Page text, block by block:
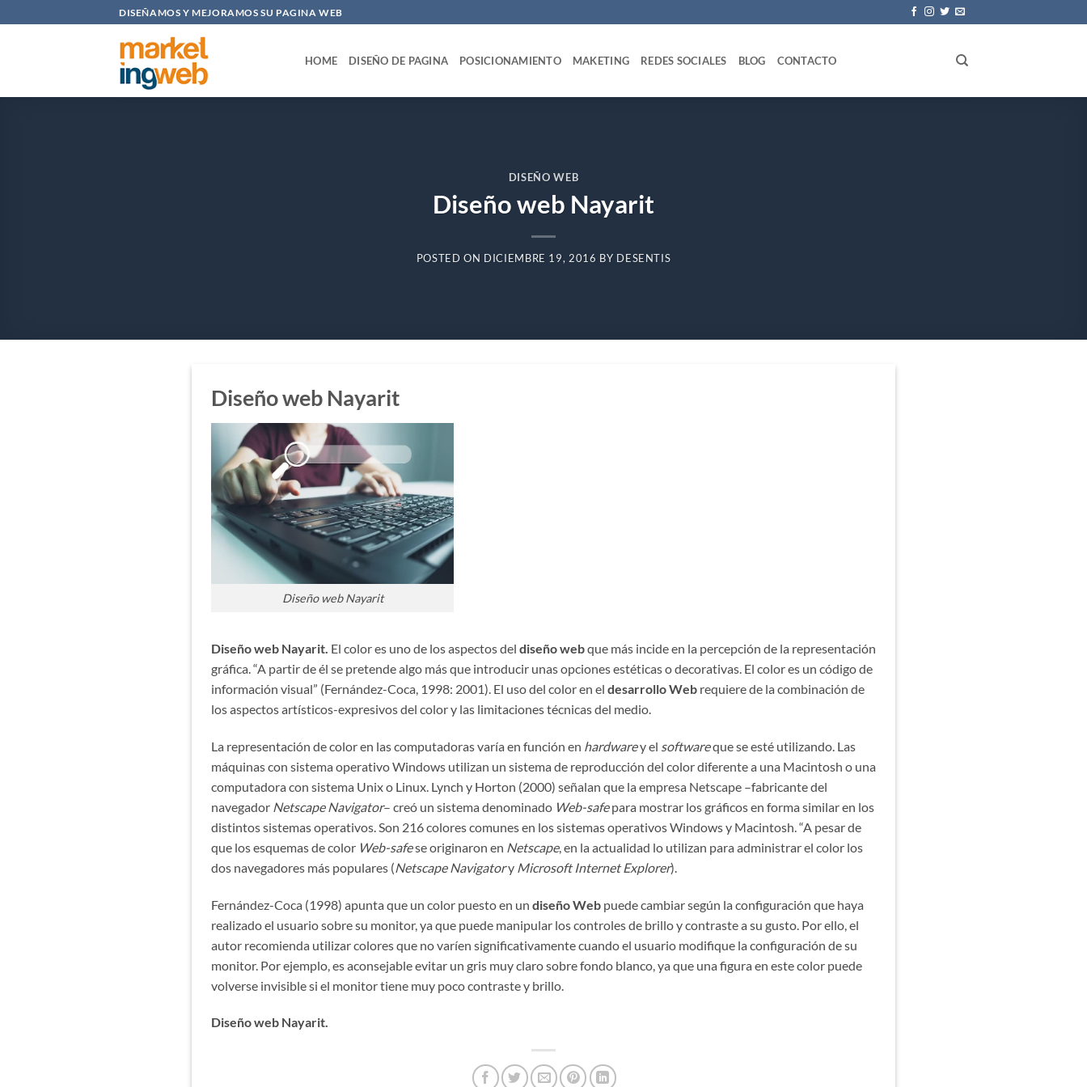
al
DISEÑAMOS Y MEJORAMOS SU PAGINA WEB
HOME DISEÑO DE PAGINA POSICIONAMIENTO MAKETING REDES SOCIALES BLOG CONTACTO
DISEÑO WEB
Diseño web Nayarit
POSTED ON DICIEMBRE 19, 2016 BY DESENTIS
Diseño web Nayarit
Diseño web Nayarit
Diseño web Nayarit. El color es uno de los aspectos del diseño webque más incide en la percepción de la representación
gráfica. “A partir de él se pretende algo más que introducir unas opciones estéticas o decorativas. El color es un código de
información visual” (Fernández-Coca, 1998: 2001). El uso del color en el desarrollo Web requiere de la combinación de
los aspectos artísticos-expresivos del color y las limitaciones técnicas del medio.
La representación de color en las computadoras varía en función en hardwarey el softwareque se esté utilizando. Las
máquinas con sistema operativo Windows utilizan un sistema de reproducción del color diferente a una Macintosh o una
computadora con sistema Unix o Linux. Lynch y Horton (2000) señalan que la empresa Netscape –fabricante del
navegador Netscape Navigator– creó un sistema denominado Web-safepara mostrar los gráficos en forma similar en los
distintos sistemas operativos. Son 216 colores comunes en los sistemas operativos Windows y Macintosh. “A pesar de
que los esquemas de color Web-safese originaron en Netscape, en la actualidad lo utilizan para administrar el color los
dos navegadores más populares (Netscape Navigatory Microsoft Internet Explorer).
Fernández-Coca (1998) apunta que un color puesto en un diseño Web puede cambiar según la configuración que haya
realizado el usuario sobre su monitor, ya que puede manipular los controles de brillo y contraste a su gusto. Por ello, el
autor recomienda utilizar colores que no varíen significativamente cuando el usuario modifique la configuración de su
monitor. Por ejemplo, es aconsejable evitar un gris muy claro sobre fondo blanco, ya que una figura en este color puede
volverse invisible si el monitor tiene muy poco contraste y brillo.
Diseño web Nayarit.